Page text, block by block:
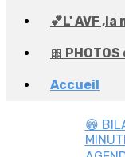
💕L' AVF
🎀
Accueil
😁